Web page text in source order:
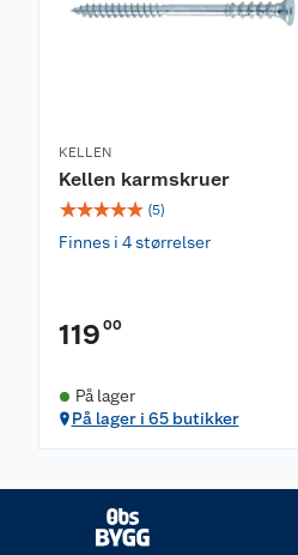
KELLEN
Kellen karmskruer
☆☆☆☆☆ (5)
Finnes i 4 størrelser
119 00
På lager
På lager i 65 butikker